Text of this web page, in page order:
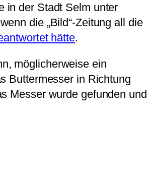
in der Stadt Selm unter
die „Bild“-Zeitung all die
hätte.
möglicherweise ein
Buttermesser in Richtung
Messer wurde gefunden und